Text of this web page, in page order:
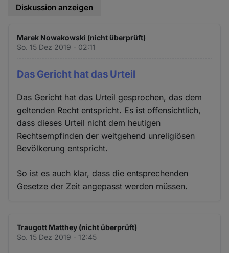
Diskussion anzeigen
Marek Nowakowski (nicht überprüft)
So. 15 Dez 2019 - 02:11
Das Gericht hat das Urteil
Das Gericht hat das Urteil gesprochen, das dem
geltenden Recht entspricht. Es ist offensichtlich,
dass dieses Urteil nicht dem heutigen
Rechtsempfinden der weitgehend unreligiösen
Bevölkerung entspricht.
So ist es auch klar, dass die entsprechenden
Gesetze der Zeit angepasst werden müssen.
Traugott Matthey (nicht überprüft)
So. 15 Dez 2019 - 12:45